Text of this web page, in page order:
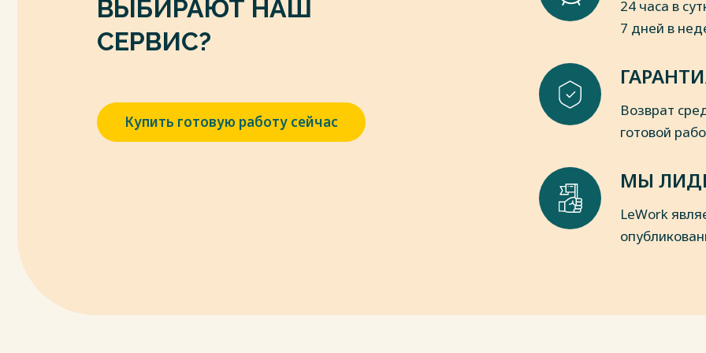
8. Федеральный закон «Об охране окружающей среды» от 10.01.2002 № 7-ФЗ
(ред. от 27.12.2019). - URL: http://www.pravo.gov.ru (дата обращения: 19.12. 2022).
9. Закон Российской Федерации «О недрах» от 21.02.1992. № 2395-1 (ред. от
27.12.2019) // Ведомости Совета Народных Депутатов РСФСР и Верховного
10. Федеральный закон «О государственном регулировании в области добычи
и использования угля, об особенностях социальной защиты работников
11. Федеральный закон «Об особо охраняемых природных территориях» от 14
марта 1995 г. № ЗЗ-ФЗ (в ред. от 26.07.2019). - URL: http://www.pravo.gov.ru (дата
продукции» от 30 декабря 1995 г. № 225-ФЗ: (в ред. от 27.06.2018). - URL:
ВЫБИРАЮТ НАШ
СЕРВИС?
Купить готовую работу сейчас
24 часа в
7 дней в
Возврат
готовой
МЫ
LeWork